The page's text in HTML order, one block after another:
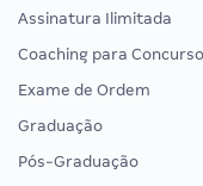
Assinatura Ilimitada
Coaching para
Exame de Ordem
Graduação
Pós-Graduação